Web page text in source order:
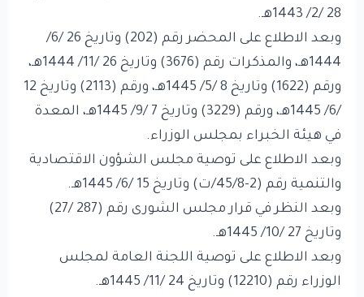
28 /2/ 1443هـ.
وبعد الاطلاع على المحضر رقم (202) وتاريخ 26 /6/
1444هـ، والمذكرات رقم (3676) وتاريخ 26 /11/ 1444هـ،
ورقم (1622) وتاريخ 8 /5/ 1445هـ، ورقم (2113) وتاريخ 12
/6/ 1445هـ، ورقم (3229) وتاريخ 7 /9/ 1445هـ، المعدة
في هيئة الخبراء بمجلس الوزراء.
وبعد الاطلاع على توصية مجلس الشؤون الاقتصادية
والتنمية رقم (2-45/8/ت) وتاريخ 15 /6/ 1445هـ.
وبعد النظر في قرار مجلس الشورى رقم (287 /27)
وتاريخ 27 /10/ 1445هـ.
وبعد الاطلاع على توصية اللجنة العامة لمجلس
الوزراء رقم (12210) وتاريخ 24 /11/ 1445هـ.